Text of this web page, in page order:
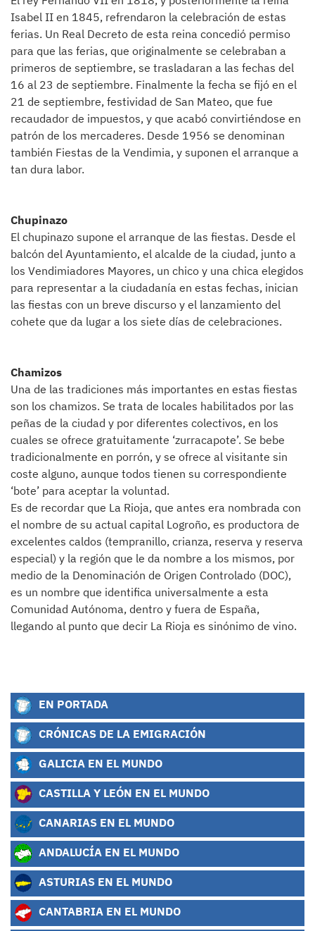
Isabel II en 1845, refrendaron la celebración de estas
ferias. Un Real Decreto de esta reina concedió permiso
para que las ferias, que originalmente se celebraban a
primeros de septiembre, se trasladaran a las fechas del
16 al 23 de septiembre. Finalmente la fecha se fijó en el
21 de septiembre, festividad de San Mateo, que fue
recaudador de impuestos, y que acabó convirtiéndose en
patrón de los mercaderes. Desde 1956 se denominan
también Fiestas de la Vendimia, y suponen el arranque a
tan dura labor.
Chupinazo
El chupinazo supone el arranque de las fiestas. Desde el
balcón del Ayuntamiento, el alcalde de la ciudad, junto a
los Vendimiadores Mayores, un chico y una chica elegidos
para representar a la ciudadanía en estas fechas, inician
las fiestas con un breve discurso y el lanzamiento del
cohete que da lugar a los siete días de celebraciones.
Chamizos
Una de las tradiciones más importantes en estas fiestas
son los chamizos. Se trata de locales habilitados por las
peñas de la ciudad y por diferentes colectivos, en los
cuales se ofrece gratuitamente ‘zurracapote’. Se bebe
tradicionalmente en porrón, y se ofrece al visitante sin
coste alguno, aunque todos tienen su correspondiente
‘bote’ para aceptar la voluntad.
Es de recordar que La Rioja, que antes era nombrada con
el nombre de su actual capital Logroño, es productora de
excelentes caldos (tempranillo, crianza, reserva y reserva
especial) y la región que le da nombre a los mismos, por
medio de la Denominación de Origen Controlado (DOC),
es un nombre que identifica universalmente a esta
Comunidad Autónoma, dentro y fuera de España,
llegando al punto que decir La Rioja es sinónimo de vino.
EN PORTADA
CRÓNICAS DE LA EMIGRACIÓN
GALICIA EN EL MUNDO
CASTILLA Y LEÓN EN EL MUNDO
CANARIAS EN EL MUNDO
ANDALUCÍA EN EL MUNDO
ASTURIAS EN EL MUNDO
CANTABRIA EN EL MUNDO